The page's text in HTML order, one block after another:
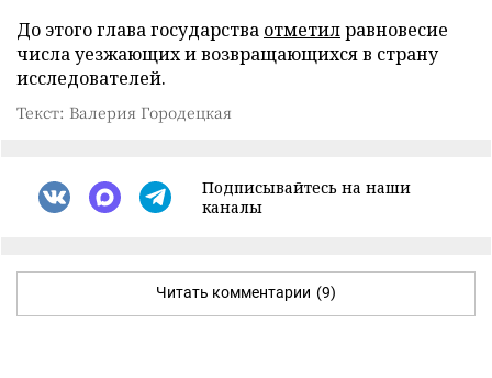
До этого глава государства отметилравновесие
числа уезжающих и возвращающихся в страну
исследователей.
Текст: Валерия Городецкая
Подписывайтесь на наши
каналы
Читать комментарии (9)